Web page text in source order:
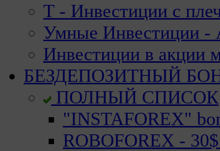
Т - Инвестиции с
Умные Инвестиции -
Инвестиции в акции
БЕЗДЕПОЗИТНЫЙ
ПОЛНЫЙ СПИСОК
"INSTAFOREX"
ROBOFOREX -